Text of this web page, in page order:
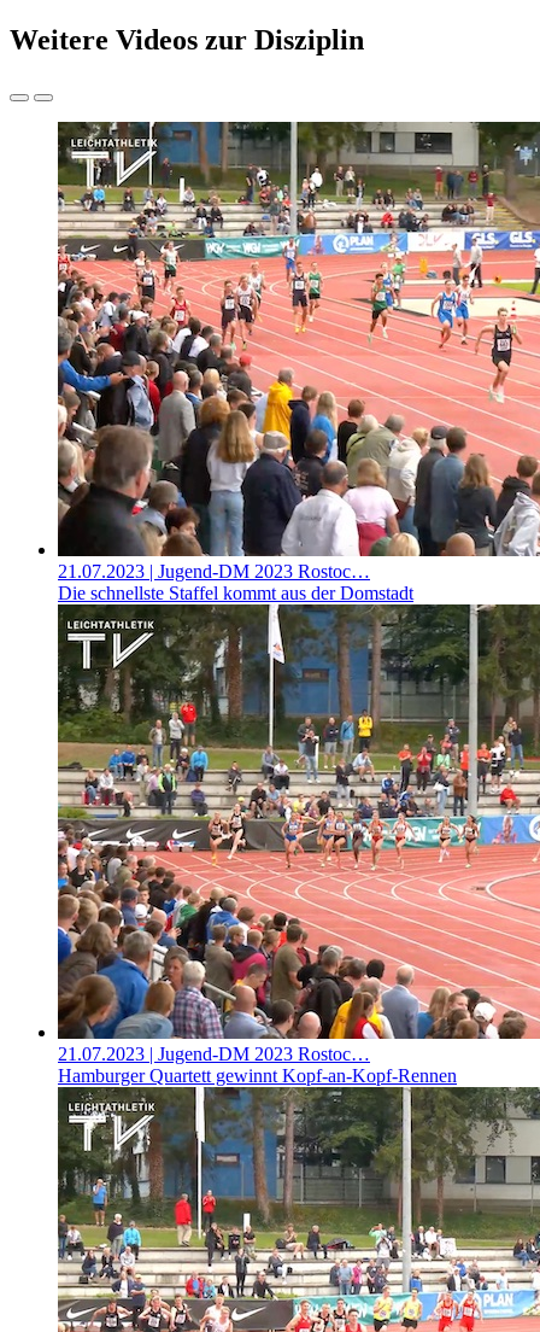
Weitere Videos zur Disziplin
21.07.2023 | Jugend-DM 2023 Rostoc…
Die schnellste Staffel kommt aus der Domstadt
21.07.2023 | Jugend-DM 2023 Rostoc…
Hamburger Quartett gewinnt Kopf-an-Kopf-Rennen